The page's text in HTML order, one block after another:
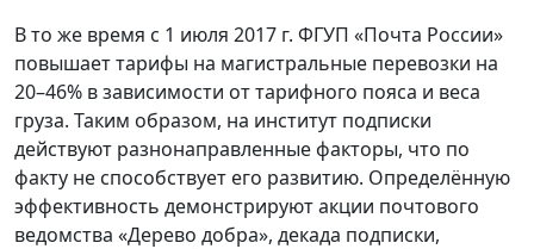
В то же время с 1 июля 2017 г. ФГУП «Почта России»
повышает тарифы на магистральные перевозки на
20–46% в зависимости от тарифного пояса и веса
груза. Таким образом, на институт подписки
действуют разнонаправленные факторы, что по
факту не способствует его развитию. Определённую
эффективность демонстрируют акции почтового
ведомства «Дерево добра», декада подписки,